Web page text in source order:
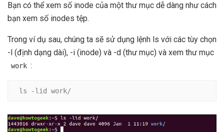
Bạn có thể xem số inode của một thư mục dễ dàng như cách
bạn xem số inodes tệp.
Trong ví dụ sau, chúng ta sẽ sử dụng lệnh ls với các tùy chọn
-l (định dạng dài), -i (inode) và -d (thư mục) và xem thư mục
work :
ls -lid work/